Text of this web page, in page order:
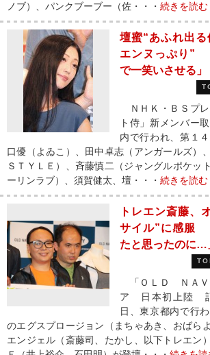
ノブ）、パンクブーブー（佐・・・ 続きを読む
壇蜜“あふれ出る
エンヌっぷり”
で一笑いさせる」
ＮＨＫ・ＢＳプ
ト侍」新メンバー
内で行われ、第１
口優（よゐこ）、田中卓志（アンガールズ）
ＳＴＹＬＥ）、斉藤慎二（ジャングルポケッ
ーリンラブ）、須賀健太、壇・・・ 続きを読む
トレエン斎藤、
サイル”に感服
たと思ったのに…
「ＯＬＤ ＮＡＶ
ア 日本初上陸
日、東京都内で行
のエグスプロージョン（まちゃあき、おばら
エンジェル（斎藤司、たかし、以下トレエン